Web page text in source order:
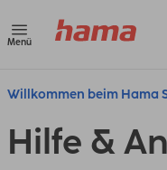
Menü
Willkommen beim Hama
Hilfe &